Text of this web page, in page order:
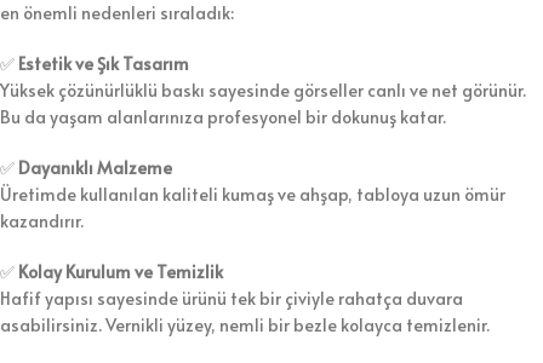
en önemli nedenleri sıraladık:
✅ Estetik ve Şık Tasarım
Yüksek çözünürlüklü baskı sayesinde görseller canlı ve net görünür.
Bu da yaşam alanlarınıza profesyonel bir dokunuş katar.
✅ Dayanıklı Malzeme
Üretimde kullanılan kaliteli kumaş ve ahşap, tabloya uzun ömür
kazandırır.
✅ Kolay Kurulum ve Temizlik
Hafif yapısı sayesinde ürünü tek bir çiviyle rahatça duvara
asabilirsiniz. Vernikli yüzey, nemli bir bezle kolayca temizlenir.